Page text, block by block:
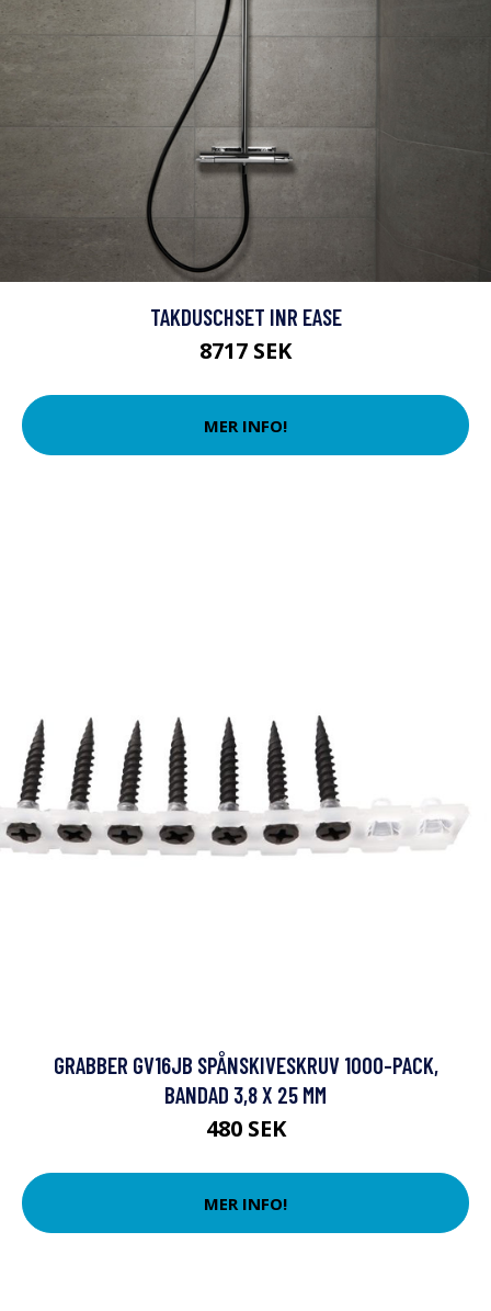
TAKDUSCHSET INR EASE
8717 SEK
MER INFO!
GRABBER GV16JB SPÅNSKIVESKRUV 1000-PACK,
BANDAD 3,8 X 25 MM
480 SEK
MER INFO!